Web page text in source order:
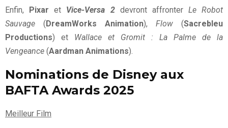
Enfin, Pixar et Vice-Versa 2 devront affronter Le Robot
Sauvage (DreamWorks Animation), Flow (Sacrebleu
Productions) et Wallace et Gromit : La Palme de la
Vengeance (Aardman Animations).
Nominations de Disney aux
BAFTA Awards 2025
Meilleur Film